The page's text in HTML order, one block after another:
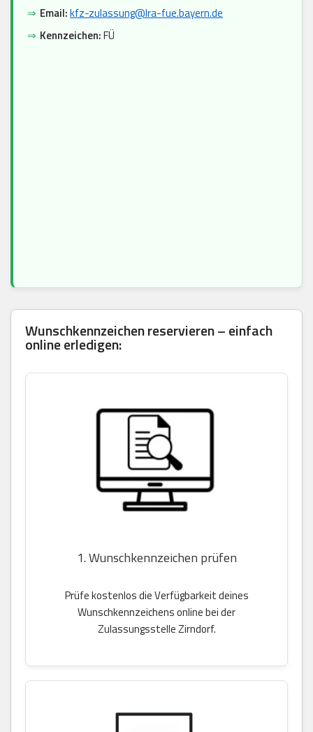
⇒ Email:kfz-zulassung@lra-fue.bayern.de
⇒ Kennzeichen:FÜ
Wunschkennzeichen reservieren – einfach
online erledigen:
1. Wunschkennzeichen prüfen
Prüfe kostenlos die Verfügbarkeit deines
Wunschkennzeichens online bei der
Zulassungsstelle Zirndorf.